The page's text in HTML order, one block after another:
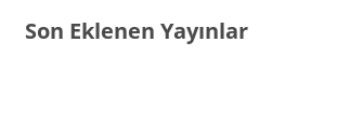
Son Eklenen Yayınlar